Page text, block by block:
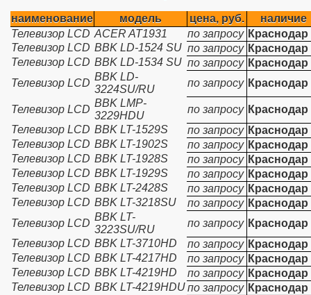
наименование модель цена, руб.
наличие
Телевизор LCD ACER AT1931 по запросу Краснодар
Телевизор LCD BBK LD-1524 SU по запросу Краснодар
Телевизор LCD BBK LD-1534 SU по запросу Краснодар
Телевизор LCD
BBK LD-
3224SU/RU
по запросу Краснодар
Телевизор LCD
BBK LMP-
3229HDU
по запросу Краснодар
Телевизор LCD BBK LT-1529S по запросу Краснодар
Телевизор LCD BBK LT-1902S по запросу Краснодар
Телевизор LCD BBK LT-1928S по запросу Краснодар
Телевизор LCD BBK LT-1929S по запросу Краснодар
Телевизор LCD BBK LT-2428S по запросу Краснодар
Телевизор LCD BBK LT-3218SU по запросу Краснодар
Телевизор LCD
BBK LT-
3223SU/RU
по запросу Краснодар
Телевизор LCD BBK LT-3710HD по запросу Краснодар
Телевизор LCD BBK LT-4217HD по запросу Краснодар
Телевизор LCD BBK LT-4219HD по запросу Краснодар
Телевизор LCD BBK LT-4219HDUпо запросу Краснодар